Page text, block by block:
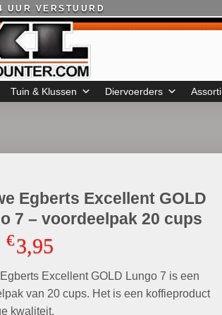
UUR VERSTUURD
Tuin & Klussen Diervoerders Assorti
Egberts Excellent GOLD
7 – voordeelpak 20 cups
Oorspronkelijke
prijs
was:
€5,79.
€3,95Huidige
is:
€3,95.
Excellent GOLD Lungo 7 is een
van 20 cups. Het is een koffieproduct
kwaliteit.